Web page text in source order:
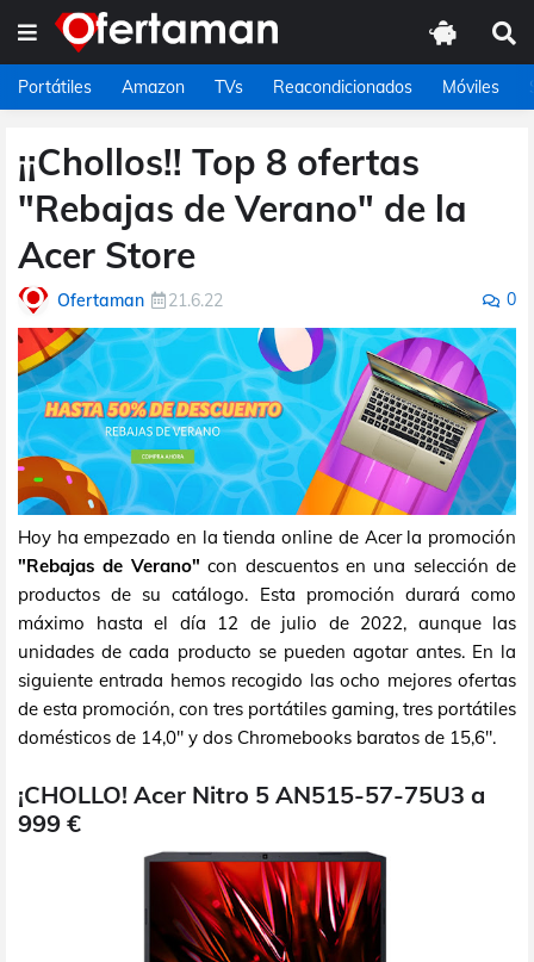
Portátiles Amazon TVs Reacondicionados Móviles
¡¡Chollos!! Top 8 ofertas
"Rebajas de Verano" de la
Acer Store
Ofertaman 21.6.22 0
Hoy ha empezado en la tienda online de Acer la promoción
"Rebajas de Verano" con descuentos en una selección de
productos de su catálogo. Esta promoción durará como
máximo hasta el día 12 de julio de 2022, aunque las
unidades de cada producto se pueden agotar antes. En la
siguiente entrada hemos recogido las ocho mejores ofertas
de esta promoción, con tres portátiles gaming, tres portátiles
domésticos de 14,0" y dos Chromebooks baratos de 15,6".
¡CHOLLO! Acer Nitro 5 AN515-57-75U3 a
999 €